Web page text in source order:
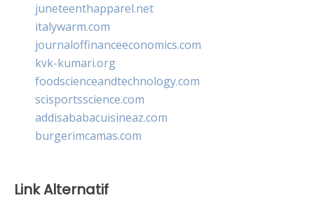
juneteenthapparel.net
italywarm.com
journaloffinanceeconomics.com
kvk-kumari.org
foodscienceandtechnology.com
scisportsscience.com
addisababacuisineaz.com
burgerimcamas.com
Link Alternatif